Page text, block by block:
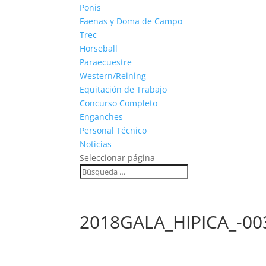
Ponis
Faenas y Doma de Campo
Trec
Horseball
Paraecuestre
Western/Reining
Equitación de Trabajo
Concurso Completo
Enganches
Personal Técnico
Noticias
Seleccionar página
2018GALA_HIPICA_-